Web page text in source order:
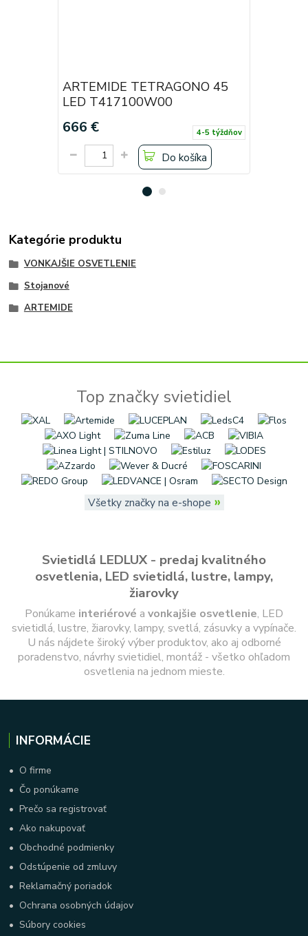
ARTEMIDE TETRAGONO 45
LED T417100W00
666 € 4-5 týždňov
Do košíka
Kategórie produktu
VONKAJŠIE OSVETLENIE
Stojanové
ARTEMIDE
Top značky svietidiel
Všetky značky na e-shope »
Svietidlá LEDLUX - predaj kvalitného
osvetlenia, LED svietidlá, lustre, lampy,
žiarovky
Ponúkame interiérové a vonkajšie osvetlenie, LED
svietidlá, lustre, žiarovky, lampy, svetlá, zásuvky a vypínače.
U nás nájdete široký výber produktov, ako aj odborné
poradenstvo, návrhy svietidiel, montáž - všetko ohľadom
osvetlenia na jednom mieste.
INFORMÁCIE
• O firme
• Čo ponúkame
•Prečo sa registrovať
•Ako nakupovať
• Obchodné podmienky
• Odstúpenie od zmluvy
•Reklamačný poriadok
• Ochrana osobných údajov
•Súbory cookies